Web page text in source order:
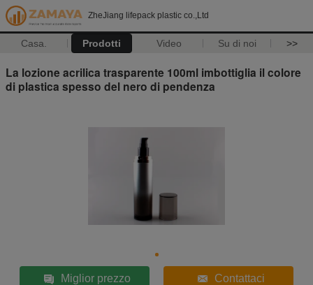
ZheJiang lifepack plastic co.,Ltd
Casa. Prodotti Video Su di noi >>
La lozione acrilica trasparente 100ml imbottiglia il colore
di plastica spesso del nero di pendenza
Miglior prezzo Contattaci